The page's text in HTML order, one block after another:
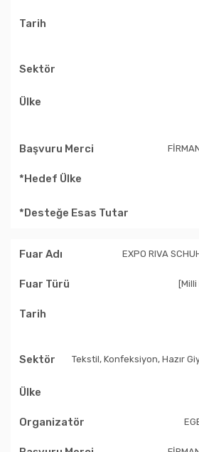
EXPO RIVA
Tekstil, Konfeksiyon, Hazır